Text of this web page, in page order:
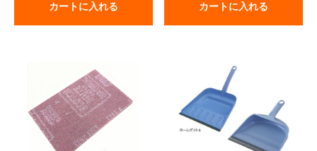
カートに入れる カートに入れる